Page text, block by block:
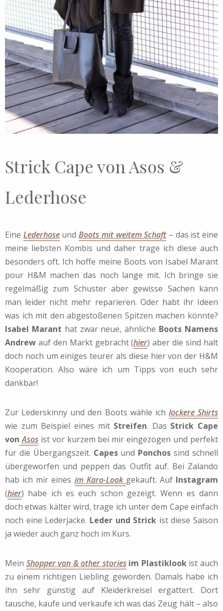
Strick Cape von Asos &
Lederhose
Eine LederhoseundBoots mit weitem Schaft– das ist eine
meine liebsten Kombis und daher trage ich diese auch
besonders oft. Ich hoffe meine Boots von Isabel Marant
pour H&M machen das noch lange mit. Ich bringe sie
regelmäßig zum Schuster aber gewisse Sachen kann
man leider nicht mehr reparieren. Oder habt ihr Ideen
was ich mit den abgestoßenen Spitzen machen könnte?
Isabel Marant hat zwar neue, ähnliche Boots Namens
Andrew auf den Markt gebracht (hier) aber die sind halt
doch noch um einiges teurer als diese hier von der H&M
Kooperation. Also wäre ich um Tipps von euch sehr
dankbar!
Zur Lederskinny und den Boots wähle ich lockere Shirts
wie zum Beispiel eines mit Streifen. Das Strick Cape
von Asosist vor kurzem bei mir eingezogen und perfekt
für die Übergangszeit. Capesund Ponchos sind schnell
übergeworfen und peppen das Outfit auf. Bei Zalando
hab ich mir eines im Karo-Look gekauft. Auf Instagram
(hier) habe ich es euch schon gezeigt. Wenn es dann
doch etwas kälter wird, trage ich unter dem Cape einfach
noch eine Lederjacke. Leder und Strick ist diese Saison
ja wieder auch ganz hoch im Kurs.
Mein Shopper von & other storiesim Plastiklookist auch
zu einem richtigen Liebling geworden. Damals habe ich
ihn sehr günstig auf Kleiderkreisel ergattert. Dort
tausche, kaufe und verkaufe ich was das Zeug hält – also